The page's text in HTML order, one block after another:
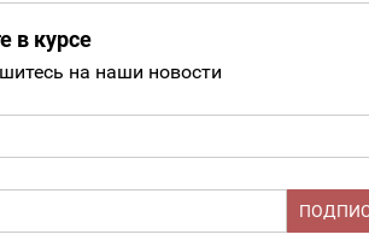
в курсе
на наши новости